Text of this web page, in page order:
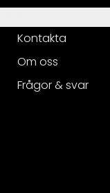
Kontakta
Om oss
Frågor & svar